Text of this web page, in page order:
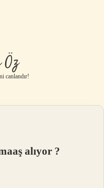
Öz
canlandır!
alıyor ?